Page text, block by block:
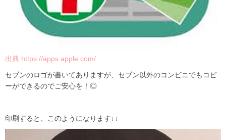
出典 https://apps.apple.com/
セブンのロゴが書いてありますが、セブン以外のコンビニでもコピ
ーができるのでご安心を！◎
印刷すると、このようになります↓↓